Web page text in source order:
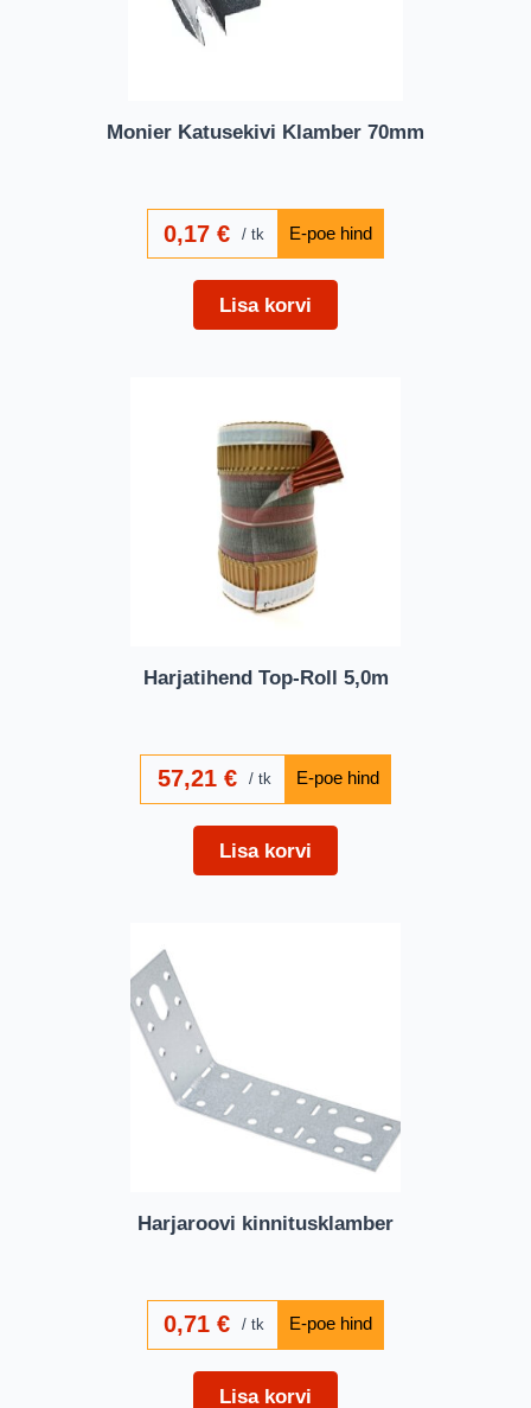
Monier Katusekivi Klamber 70mm
0,17€ tk
Lisa korvi
Harjatihend Top-Roll 5,0m
57,21 € tk
Lisa korvi
Harjaroovi kinnitusklamber
0,71€ tk
Lisa korvi